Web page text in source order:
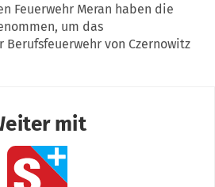
Feuerwehr Meran haben die
um das
Berufsfeuerwehr von Czernowitz